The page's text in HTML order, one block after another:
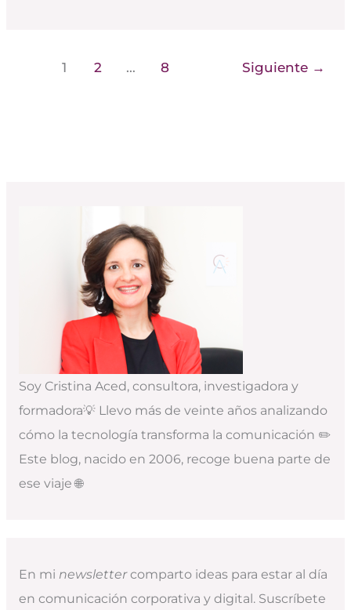
1 2 … 8 Siguiente →
Soy Cristina Aced, consultora, investigadora y
formadora💡 Llevo más de veinte años analizando
cómo la tecnología transforma la comunicación ✏️
Este blog, nacido en 2006, recoge buena parte de
ese viaje 🌐
En mi newslettercomparto ideas para estar al día
en comunicación corporativa y digital. Suscríbete